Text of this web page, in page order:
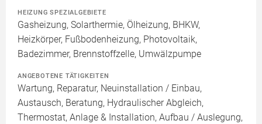
HEIZUNG SPEZIALGEBIETE
Gasheizung, Solarthermie, Ölheizung, BHKW,
Heizkörper, Fußbodenheizung, Photovoltaik,
Badezimmer, Brennstoffzelle, Umwälzpumpe
ANGEBOTENE TÄTIGKEITEN
Wartung, Reparatur, Neuinstallation / Einbau,
Austausch, Beratung, Hydraulischer Abgleich,
Thermostat, Anlage & Installation, Aufbau / Auslegung,